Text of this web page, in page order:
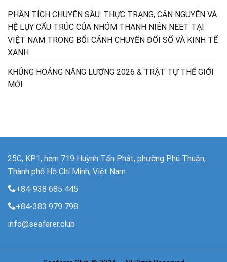
PHÂN TÍCH CHUYÊN SÂU: THỰC TRẠNG, CĂN NGUYÊN VÀ
HỆ LỤY CẤU TRÚC CỦA NHÓM THANH NIÊN NEET TẠI
VIỆT NAM TRONG BỐI CẢNH CHUYỂN ĐỔI SỐ VÀ KINH TẾ
XANH
KHỦNG HOẢNG NĂNG LƯỢNG 2026 & TRẬT TỰ THẾ GIỚI
MỚI
25C, KP1, hẻm 719 Huỳnh Tấn Phát, phường Phú Thuận,
Thành phố Hồ Chí Minh, Việt Nam
+84-938 685 445
+84-383 979 798
info@seafarer.club